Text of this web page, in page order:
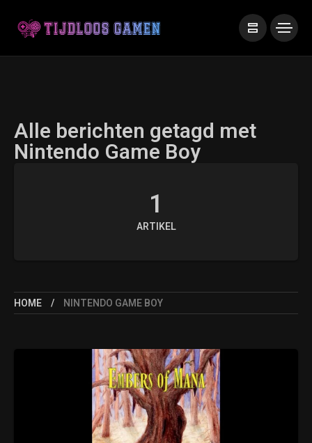
Alle berichten getagd met
Nintendo Game Boy
1
ARTIKEL
HOME NINTENDO GAME BOY